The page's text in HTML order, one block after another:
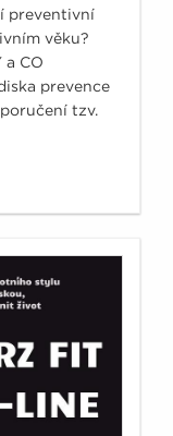
preventivní
věku?
CO
prevence
tzv.